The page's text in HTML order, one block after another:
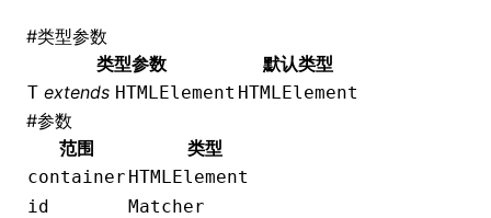
#类型参数
类型参数
默认类型
T extends HTMLElement HTMLElement
#参数
范围
类型
container HTMLElement
id
Matcher